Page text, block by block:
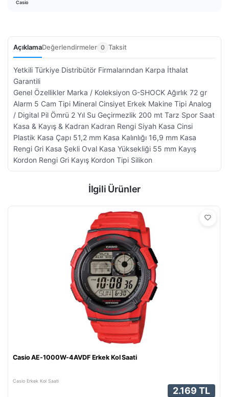
Casio
AçıklamaDeğerlendirmeler 0 Taksit
Yetkili Türkiye Distribütör Firmalarından Karpa İthalat
Garantili
Genel Özellikler Marka / Koleksiyon G-SHOCK Ağırlık 72 gr
Alarm 5 Cam Tipi Mineral Cinsiyet Erkek Makine Tipi Analog
/ Digital Pil Ömrü 2 Yıl Su Geçirmezlik 200 mt Tarz Spor Saat
Kasa & Kayış & Kadran Kadran Rengi Siyah Kasa Cinsi
Plastik Kasa Çapı 51,2 mm Kasa Kalınlığı 16,9 mm Kasa
Rengi Gri Kasa Şekli Oval Kasa Yüksekliği 55 mm Kayış
Kordon Rengi Gri Kayış Kordon Tipi Silikon
İlgili Ürünler
Casio AE-1000W-4AVDF Erkek Kol Saati
Casio Erkek Kol Saati
2.169 TL